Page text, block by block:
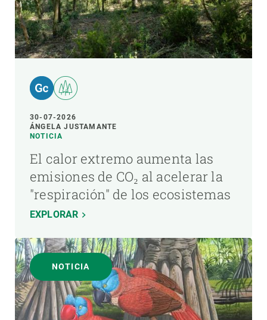
30-07-2026
ÁNGELA JUSTAMANTE
NOTICIA
El calor extremo aumenta las
emisiones de CO₂ al acelerar la
"respiración" de los ecosistemas
EXPLORAR
NOTICIA